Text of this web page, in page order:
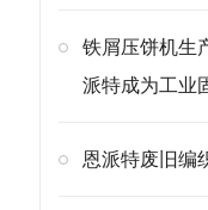
铁屑压饼机生
派特成为工业
恩派特废旧编